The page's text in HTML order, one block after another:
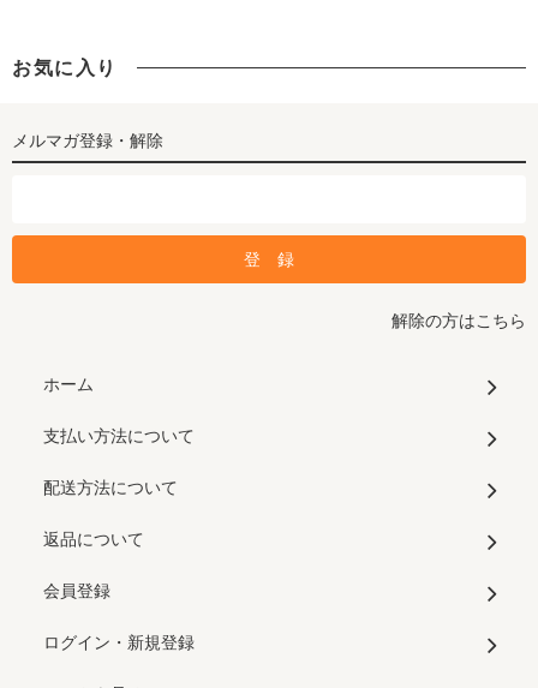
お気に入り
メルマガ登録・解除
解除の方はこちら
ホーム
支払い方法について
配送方法について
返品について
会員登録
ログイン・新規登録